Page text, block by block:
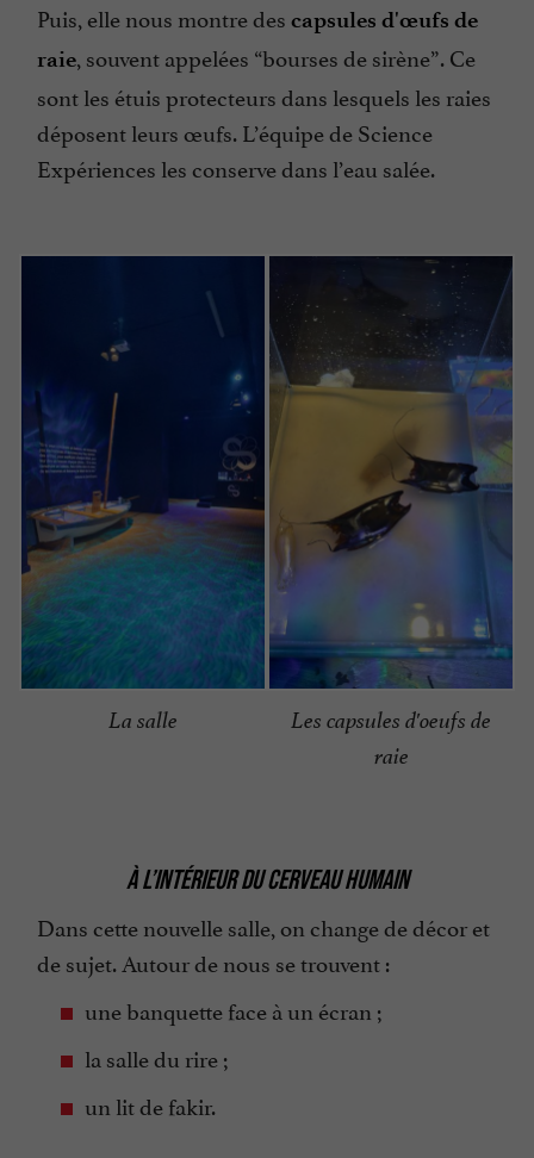
Puis, elle nous montre des capsules d'œufs de
raie, souvent appelées “bourses de sirène”. Ce
sont les étuis protecteurs dans lesquels les raies
déposent leurs œufs. L’équipe de Science
Expériences les conserve dans l’eau salée.
La salle
Les capsules d'oeufs de
raie
À L’INTÉRIEUR DU CERVEAU HUMAIN
Dans cette nouvelle salle, on change de décor et
de sujet. Autour de nous se trouvent :
une banquette face à un écran ;
la salle du rire ;
un lit de fakir.